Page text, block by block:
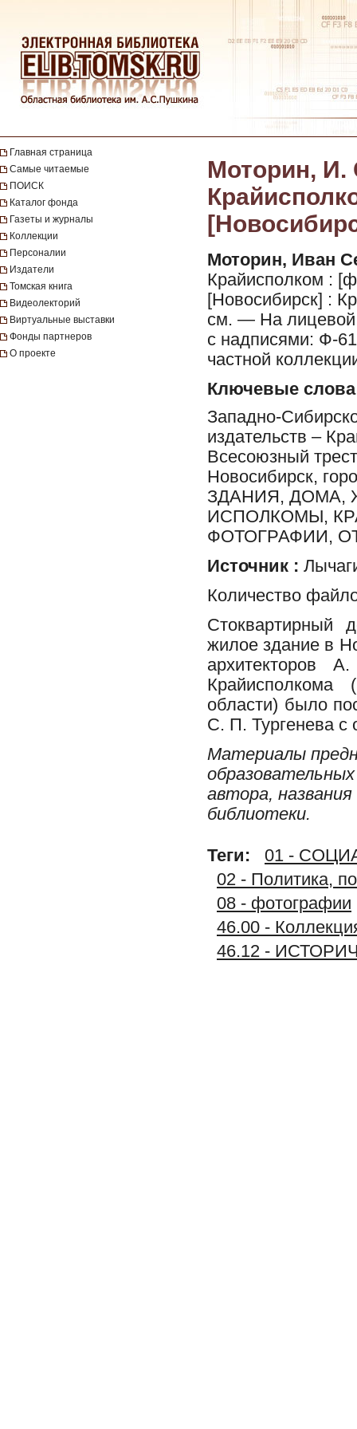
Главная страница
Самые читаемые
ПОИСК
Каталог фонда
Газеты и журналы
Коллекции
Персоналии
Издатели
Томская книга
Видеолекторий
Виртуальные выставки
Фонды партнеров
О проекте
Моторин, И.
Моторин, Иван
Крайисполком :
[Новосибирск] :
см. — На лицевой
с надписями: Ф-
частной
Ключевые слова
Западно-
издательств –
Всесоюзный
Новосибирск,
ЗДАНИЯ, ДОМА,
ИСПОЛКОМЫ,
ФОТОГРАФИИ,
Источник :
Количество
Стоквартирный
жилое здание в
архитекторов
Крайисполкома
области) было
С. П. Тургенева с
Материалы
автора,
библиотеки.
Теги:
01 -
02 - Политика,
08 - фотографии
46.00 -
46.12 -